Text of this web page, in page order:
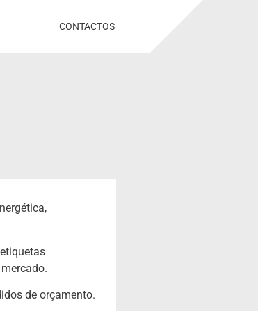
CONTACTOS
de orçamento.